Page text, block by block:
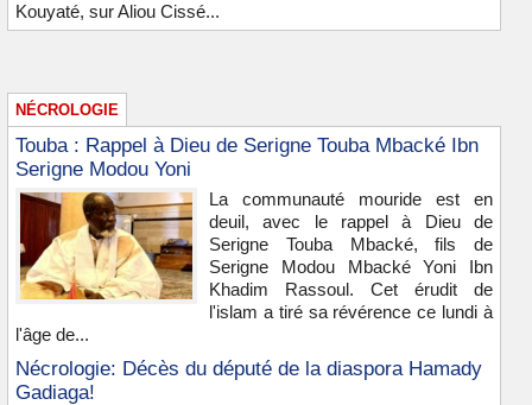
Kouyaté, sur Aliou Cissé...
NÉCROLOGIE
Touba : Rappel à Dieu de Serigne Touba Mbacké Ibn
Serigne Modou Yoni
La communauté mouride est en
deuil, avec le rappel à Dieu de
Serigne Touba Mbacké, fils de
Serigne Modou Mbacké Yoni Ibn
Khadim Rassoul. Cet érudit de
l'islam a tiré sa révérence ce lundi à
l'âge de...
Nécrologie: Décès du député de la diaspora Hamady
Gadiaga!